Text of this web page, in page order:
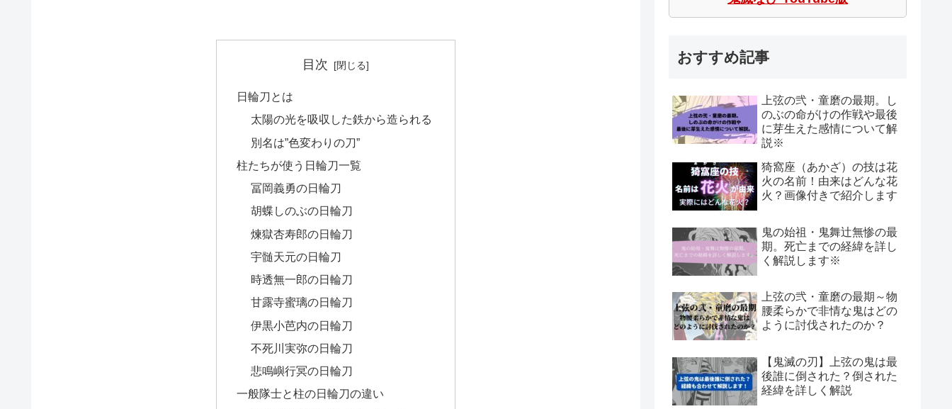
目次
日輪刀とは
太陽の光を吸収した鉄から造られる
別名は”色変わりの刀”
柱たちが使う日輪刀一覧
冨岡義勇の日輪刀
胡蝶しのぶの日輪刀
煉獄杏寿郎の日輪刀
宇髄天元の日輪刀
時透無一郎の日輪刀
甘露寺蜜璃の日輪刀
伊黒小芭内の日輪刀
不死川実弥の日輪刀
悲鳴嶼行冥の日輪刀
一般隊士と柱の日輪刀の違い
おすすめ記事
上弦の弐・童磨の最期。し
のぶの命がけの作戦や最後
に芽生えた感情について解
説※
猗窩座（あかざ）の技は花
火の名前！由来はどんな花
火？画像付きで紹介します
鬼の始祖・鬼舞辻無惨の最
期。死亡までの経緯を詳し
く解説します※
上弦の弐・童磨の最期～物
腰柔らかで非情な鬼はどの
ように討伐されたのか？
【鬼滅の刃】上弦の鬼は最
後誰に倒された？倒された
経緯を詳しく解説